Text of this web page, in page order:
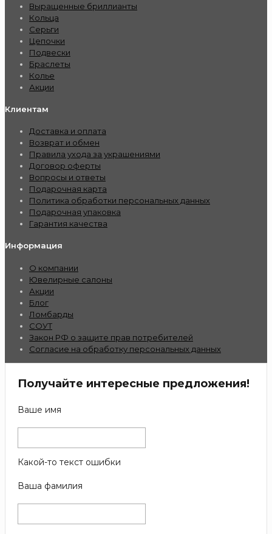
Выращенные бриллианты
Кольца
Серьги
Цепочки
Подвески
Браслеты
Колье
Акции
Клиентам
Доставка и оплата
Возврат и обмен
Правила ухода за украшениями
Договор оферты
Вопросы и ответы
Подарочная карта
Политика обработки персональных данных
Подарочная упаковка
Гарантия качества
Информация
О компании
Ювелирные салоны
Акции
Блог
Ломбарды
СОУТ
Закон РФ о защите прав потребителей
Согласие на обработку персональных данных
Получайте интересные предложения!
Ваше имя
Какой-то текст ошибки
Ваша фамилия